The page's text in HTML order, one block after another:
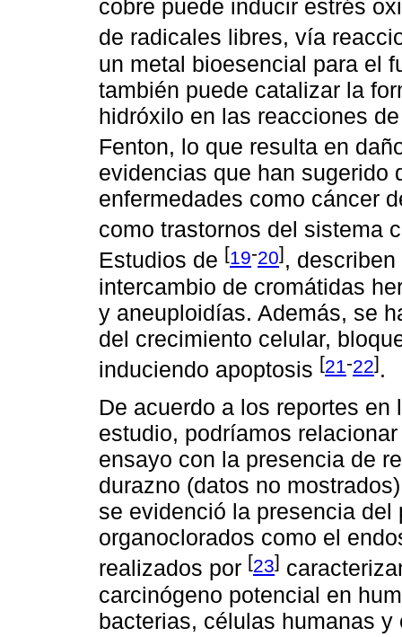
cobre puede inducir estrés
de radicales libres, vía
un metal bioesencial para el
también puede catalizar la
hidróxilo en las reacciones
Fenton, lo que resulta en
evidencias que han sugerido
enfermedades como cáncer
como trastornos del sistema
Estudios de [19-20],
intercambio de cromátidas
y aneuploidías. Además, se
del crecimiento celular,
induciendo apoptosis [21-22].
De acuerdo a los reportes
estudio, podríamos
ensayo con la presencia de
durazno (datos no
se evidenció la presencia
organoclorados como el
realizados por [23]
carcinógeno potencial en
bacterias, células humanas